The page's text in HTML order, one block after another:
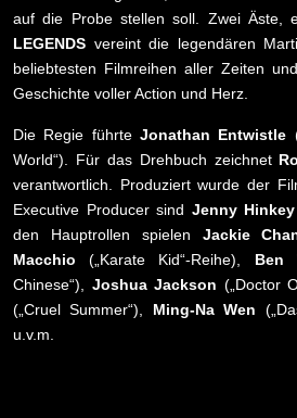
auf die Probe stellen soll. Zwei Äste,
LEGENDS vereint die legendären
beliebtesten Filmreihen aller Zeiten
Geschichte voller Action und Herz.
Die Regie führte Jonathan Entwistle
World“). Für das Drehbuch zeichnet
verantwortlich. Produziert wurde der
Executive Producer sind Jenny Hinkey
den Hauptrollen spielen Jackie
Macchio(„Karate Kid“-Reihe), Ben
Chinese“), Joshua Jackson („Doctor
(„Cruel Summer“), Ming-Na Wen
u.v.m.